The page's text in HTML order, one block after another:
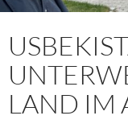
LAND IM